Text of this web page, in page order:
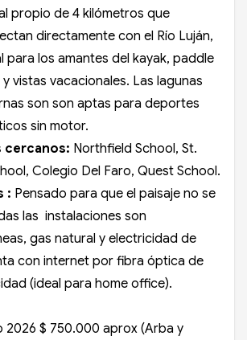
propio de 4 kilómetros que
directamente con el Río Luján,
para los amantes del kayak, paddle
vistas vacacionales. Las lagunas
son son aptas para deportes
sin motor.
cercanos: Northfield School, St.
Colegio Del Faro, Quest School.
: Pensado para que el paisaje no se
las instalaciones son
gas natural y electricidad de
con internet por fibra óptica de
(ideal para home office).
2026 $ 750.000 aprox (Arba y